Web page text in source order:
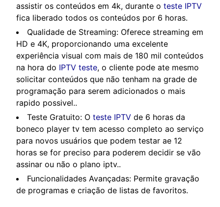
assistir os conteúdos em 4k, durante o teste IPTV
fica liberado todos os conteúdos por 6 horas.
Qualidade de Streaming: Oferece streaming em
HD e 4K, proporcionando uma excelente
experiência visual com mais de 180 mil conteúdos
na hora do IPTV teste, o cliente pode ate mesmo
solicitar conteúdos que não tenham na grade de
programação para serem adicionados o mais
rapido possivel..
Teste Gratuito: O teste IPTV de 6 horas da
boneco player tv tem acesso completo ao serviço
para novos usuários que podem testar ae 12
horas se for preciso para poderem decidir se vão
assinar ou não o plano iptv..
Funcionalidades Avançadas: Permite gravação
de programas e criação de listas de favoritos.